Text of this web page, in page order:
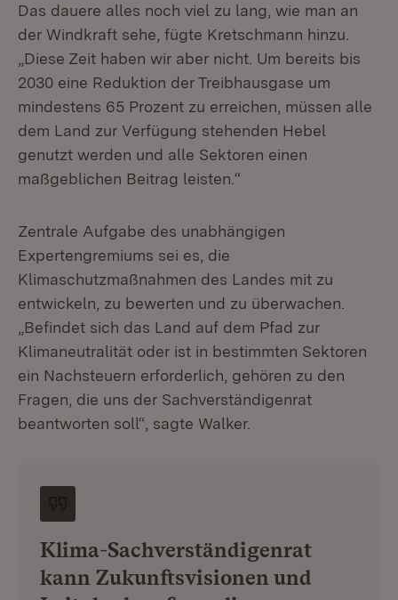
Das dauere alles noch viel zu lang, wie man an
der Windkraft sehe, fügte Kretschmann hinzu.
„Diese Zeit haben wir aber nicht. Um bereits bis
2030 eine Reduktion der Treibhausgase um
mindestens 65 Prozent zu erreichen, müssen alle
dem Land zur Verfügung stehenden Hebel
genutzt werden und alle Sektoren einen
maßgeblichen Beitrag leisten.“
Zentrale Aufgabe des unabhängigen
Expertengremiums sei es, die
Klimaschutzmaßnahmen des Landes mit zu
entwickeln, zu bewerten und zu überwachen.
„Befindet sich das Land auf dem Pfad zur
Klimaneutralität oder ist in bestimmten Sektoren
ein Nachsteuern erforderlich, gehören zu den
Fragen, die uns der Sachverständigenrat
beantworten soll“, sagte Walker.
Klima-Sachverständigenrat
kann Zukunftsvisionen und